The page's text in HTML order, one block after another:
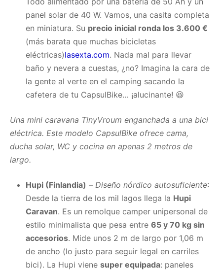
panel solar de 40 W. Vamos, una casita completa
en miniatura. Su precio inicial ronda los 3.600 €
(más barata que muchas bicicletas
eléctricas)lasexta.com. Nada mal para llevar
baño y nevera a cuestas, ¿no? Imagina la cara de
la gente al verte en el camping sacando la
cafetera de tu CapsulBike… ¡alucinante! 😆
Una mini caravana TinyVroum enganchada a una bici
eléctrica. Este modelo CapsulBike ofrece cama,
ducha solar, WC y cocina en apenas 2 metros de
largo.
Hupi (Finlandia) – Diseño nórdico autosuficiente:
Desde la tierra de los mil lagos llega la Hupi
Caravan. Es un remolque camper unipersonal de
estilo minimalista que pesa entre 65 y 70 kg sin
accesorios. Mide unos 2 m de largo por 1,06 m
de ancho (lo justo para seguir legal en carriles
bici). La Hupi viene super equipada: paneles